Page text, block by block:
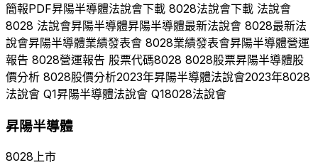
簡報PDF昇陽半導體法說會下載 8028法說會下載 法說會
8028 法說會昇陽半導體昇陽半導體最新法說會 8028最新法
說會昇陽半導體業績發表會 8028業績發表會昇陽半導體營運
報告 8028營運報告 股票代碼8028 8028股票昇陽半導體股
價分析 8028股價分析2023年昇陽半導體法說會2023年8028
法說會 Q1昇陽半導體法說會 Q18028法說會
昇陽半導體
8028上市